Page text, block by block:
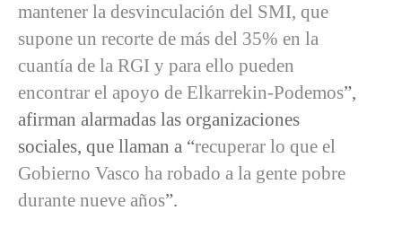
mantener la desvinculación del SMI, que
supone un recorte de más del 35% en la
cuantía de la RGI y para ello pueden
encontrar el apoyo de Elkarrekin-Podemos”,
afirman alarmadas las organizaciones
sociales, que llaman a “recuperar lo que el
Gobierno Vasco ha robado a la gente pobre
durante nueve años”.